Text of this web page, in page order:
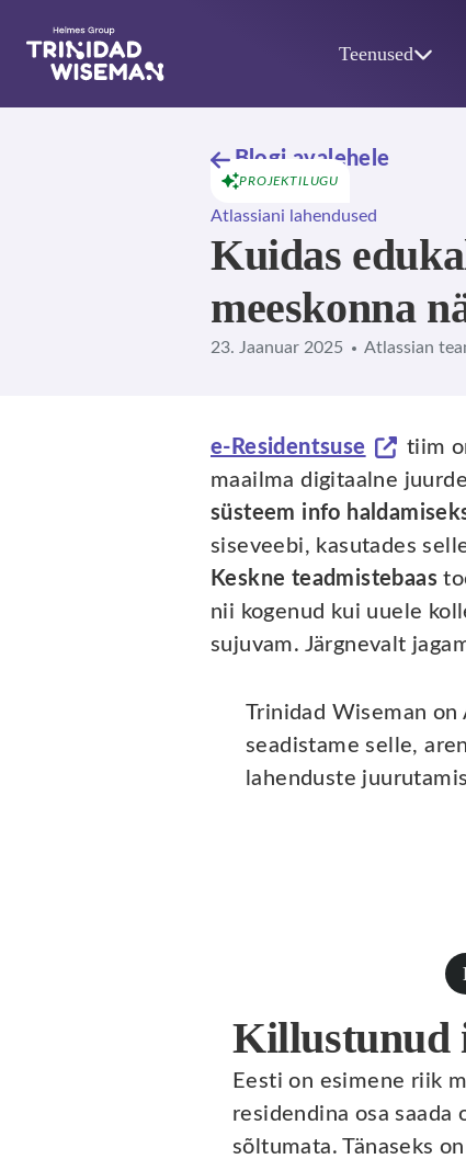
Teenused
Blogi avalehele
PROJEKTILUGU
Atlassiani lahendused
Kuidas
meeskonna
23. Jaanuar 2025 Atlassian
e-Residentsuse
tiim
maailma digitaalne
süsteem info
siseveebi, kasutades
Keskne teadmistebaas
nii kogenud kui uuele
sujuvam. Järgnevalt
Trinidad Wiseman on
seadistame selle,
lahenduste
Killustunud
Eesti on esimene riik
residendina osa
sõltumata. Tänaseks